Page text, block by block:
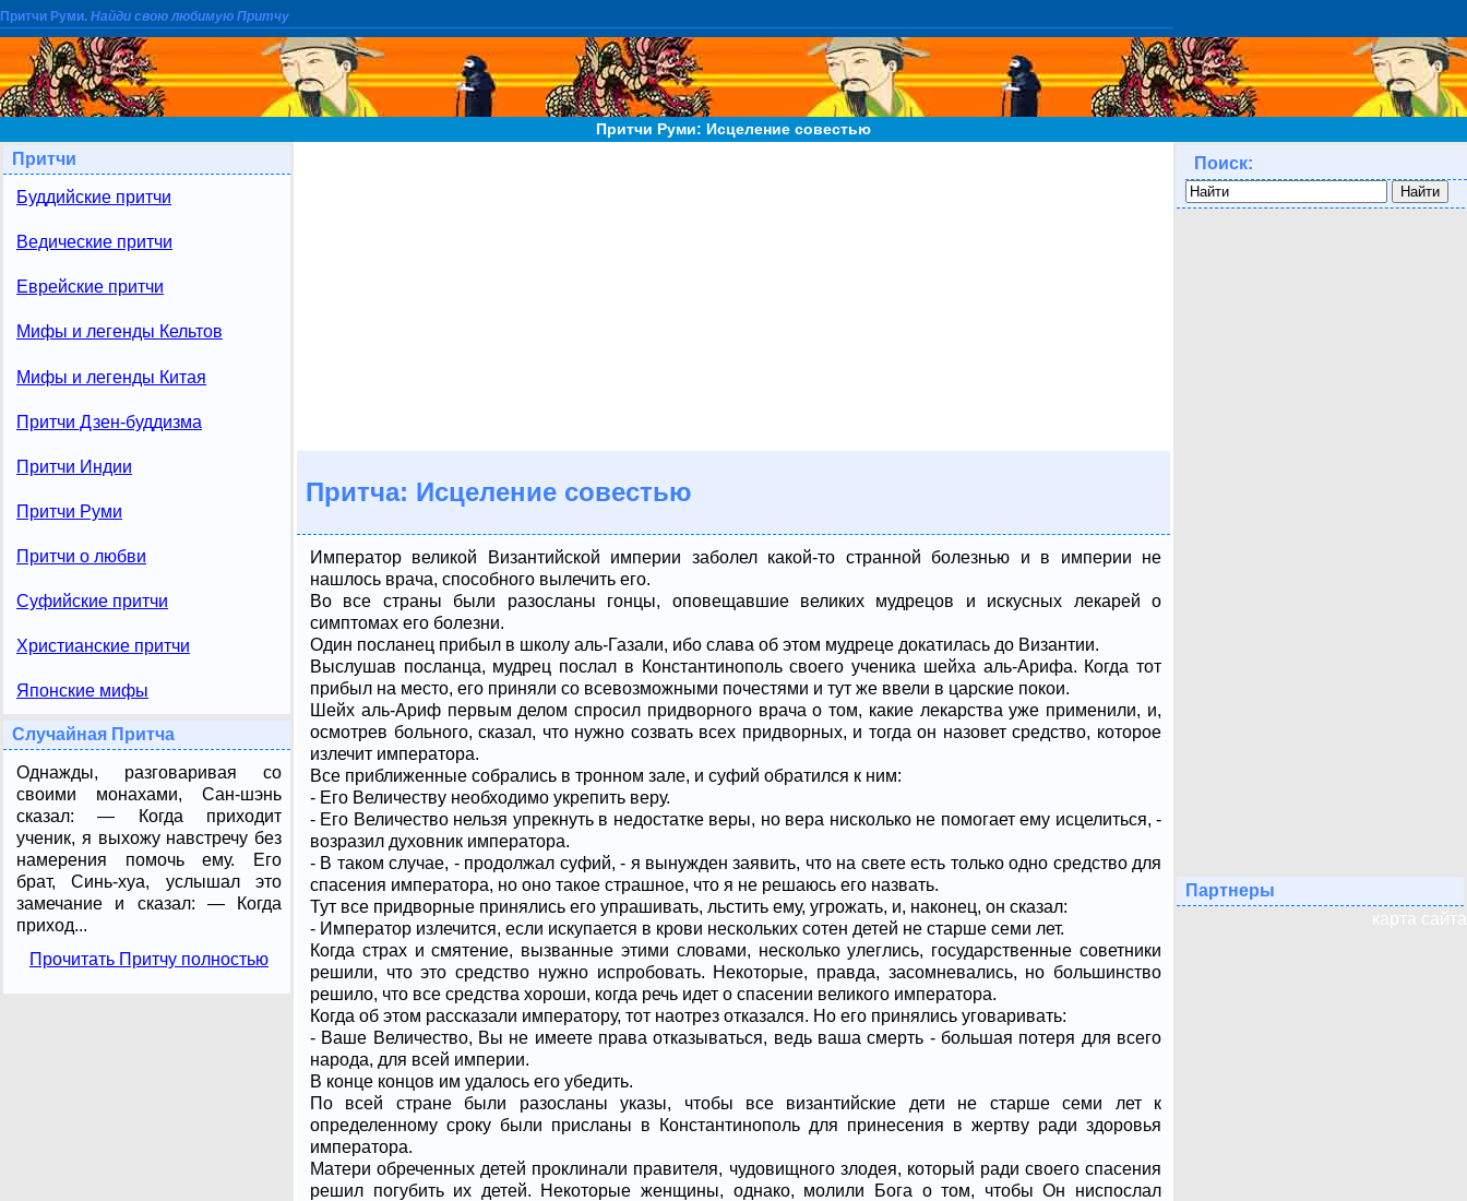
Притчи Руми. Найди свою любимую Притчу
Притчи Руми: Исцеление совестью
Притчи
Буддийские притчи
Ведические притчи
Еврейские притчи
Мифы и легенды Кельтов
Мифы и легенды Китая
Притчи Дзен-буддизма
Притчи Индии
Притчи Руми
Притчи о любви
Суфийские притчи
Христианские притчи
Японские мифы
Случайная Притча
Однажды, разговаривая со
своими монахами, Сан-шэнь
сказал: — Когда приходит
ученик, я выхожу навстречу без
намерения помочь ему. Его
брат, Синь-хуа, услышал это
замечание и сказал: — Когда
приход...
Прочитать Притчу полностью
Притча: Исцеление совестью
Император великой Византийской империи заболел какой-то странной болезнью и в империи не
нашлось врача, способного вылечить его.
Во все страны были разосланы гонцы, оповещавшие великих мудрецов и искусных лекарей о
симптомах его болезни.
Один посланец прибыл в школу аль-Газали, ибо слава об этом мудреце докатилась до Византии.
Выслушав посланца, мудрец послал в Константинополь своего ученика шейха аль-Арифа. Когда тот
прибыл на место, его приняли со всевозможными почестями и тут же ввели в царские покои.
Шейх аль-Ариф первым делом спросил придворного врача о том, какие лекарства уже применили, и,
осмотрев больного, сказал, что нужно созвать всех придворных, и тогда он назовет средство, которое
излечит императора.
Все приближенные собрались в тронном зале, и суфий обратился к ним:
- Его Величеству необходимо укрепить веру.
- Его Величество нельзя упрекнуть в недостатке веры, но вера нисколько не помогает ему исцелиться, -
возразил духовник императора.
- В таком случае, - продолжал суфий, - я вынужден заявить, что на свете есть только одно средство для
спасения императора, но оно такое страшное, что я не решаюсь его назвать.
Тут все придворные принялись его упрашивать, льстить ему, угрожать, и, наконец, он сказал:
- Император излечится, если искупается в крови нескольких сотен детей не старше семи лет.
Когда страх и смятение, вызванные этими словами, несколько улеглись, государственные советники
решили, что это средство нужно испробовать. Некоторые, правда, засомневались, но большинство
решило, что все средства хороши, когда речь идет о спасении великого императора.
Когда об этом рассказали императору, тот наотрез отказался. Но его принялись уговаривать:
- Ваше Величество, Вы не имеете права отказываться, ведь ваша смерть - большая потеря для всего
народа, для всей империи.
В конце концов им удалось его убедить.
По всей стране были разосланы указы, чтобы все византийские дети не старше семи лет к
определенному сроку были присланы в Константинополь для принесения в жертву ради здоровья
императора.
Матери обреченных детей проклинали правителя, чудовищного злодея, который ради своего спасения
решил погубить их детей. Некоторые женщины, однако, молили Бога о том, чтобы Он ниспослал
Поиск:
Партнеры